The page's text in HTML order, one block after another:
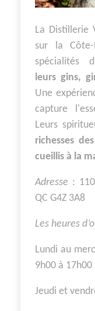
La Distillerie
sur la
spécialités
leurs gins,
Une
capture
Leurs
richesses
cueillis à la
Adresse :
QC G4Z 3A8
Les heures
Lundi au
9h00 à 17h00
Jeudi et